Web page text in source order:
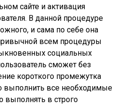
сайте и активация
В данной процедуре
и сама по себе она
всем процедуры
социальных
сможет без
короткого промежутка
выполнить все необходимые
выполнять в строго